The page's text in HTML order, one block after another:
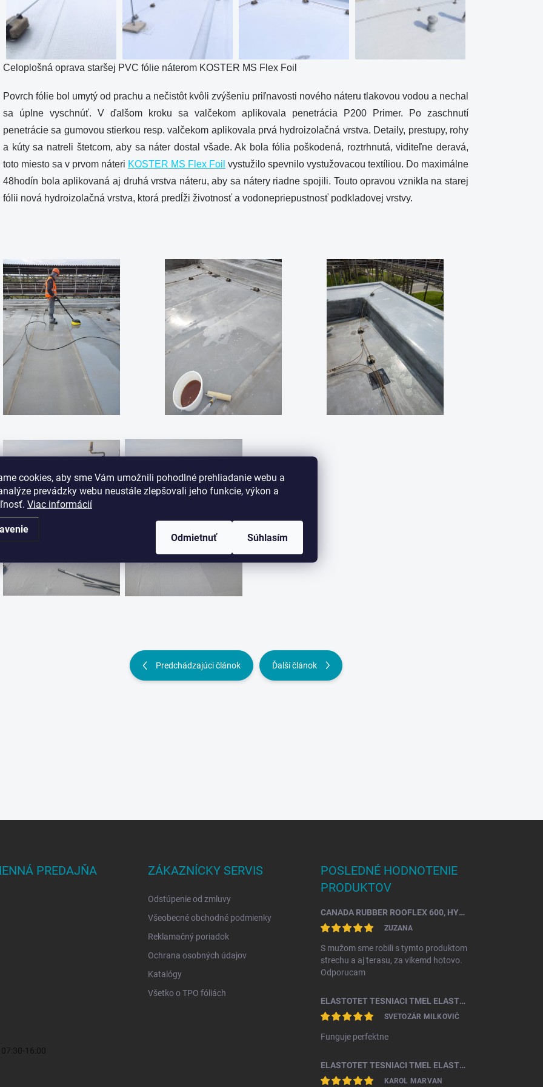
cookies, aby sme Vám umožnili pohodlné prehliadanie webu a
prevádzky webu neustále zlepšovali jeho funkcie, výkon a
Viac informácií
Odmietnuť Súhlasím
Celoplošná oprava staršej PVC fólie náterom KOSTER MS Flex Foil
Povrch fólie bol umytý od prachu a nečistôt kvôli zvýšeniu priľnavosti nového náteru tlakovou vodou a nechal
sa úplne vyschnúť. V ďalšom kroku sa valčekom aplikovala penetrácia P200 Primer. Po zaschnutí
penetrácie sa gumovou stierkou resp. valčekom aplikovala prvá hydroizolačná vrstva. Detaily, prestupy, rohy
a kúty sa natreli štetcom, aby sa náter dostal všade. Ak bola fólia poškodená, roztrhnutá, viditeľne deravá,
toto miesto sa v prvom náteri KOSTER MS Flex Foil vystužilo spevnilo vystužovacou textíliou. Do maximálne
48hodín bola aplikovaná aj druhá vrstva náteru, aby sa nátery riadne spojili. Touto opravou vznikla na starej
fólii nová hydroizolačná vrstva, ktorá predĺži životnosť a vodonepriepustnosť podkladovej vrstvy.
Predchádzajúci článok Ďalší článok
PREDAJŇA
07:30-16:00
ZÁKAZNÍCKY SERVIS
Odstúpenie od zmluvy
Všeobecné obchodné podmienky
Reklamačný poriadok
Ochrana osobných údajov
Katalógy
Všetko o TPO fóliách
POSLEDNÉ HODNOTENIE
PRODUKTOV
CANADA RUBBER ROOFLEX 600, HYDROIZOLÁCIA STRECHY SO ŽIVOTNOSŤOU AŽ 25 ROKOV
ZUZANA
S mužom sme robili s tymto produktom
strechu a aj terasu, za vikemd hotovo.
Odporucam
ELASTOTET TESNIACI TMEL ELASTOTAN
SVETOZÁR MILKOVIČ
Funguje perfektne
ELASTOTET TESNIACI TMEL ELASTOSEAL PU25 LM
KAROL MARVAN